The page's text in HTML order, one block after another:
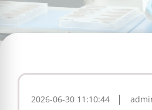
2026-06-30 11:10:44